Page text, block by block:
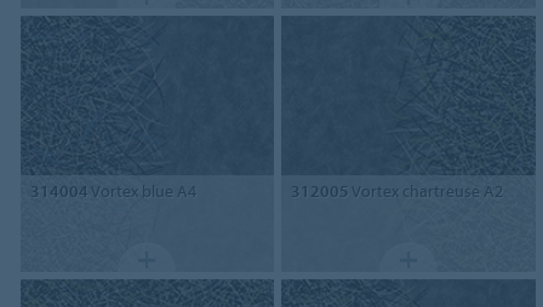
314004 Vortex blue A4 312005 Vortex chartreuse A2